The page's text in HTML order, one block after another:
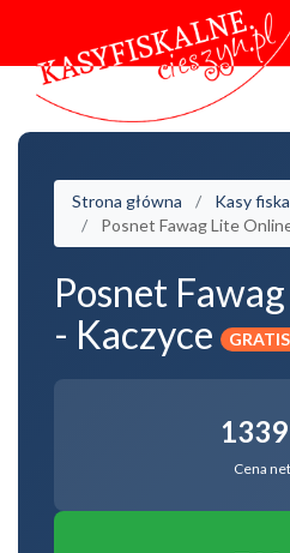
Strona główna Kasy
Posnet Fawag Lite
Posnet
- Kaczyce
1339
Cena